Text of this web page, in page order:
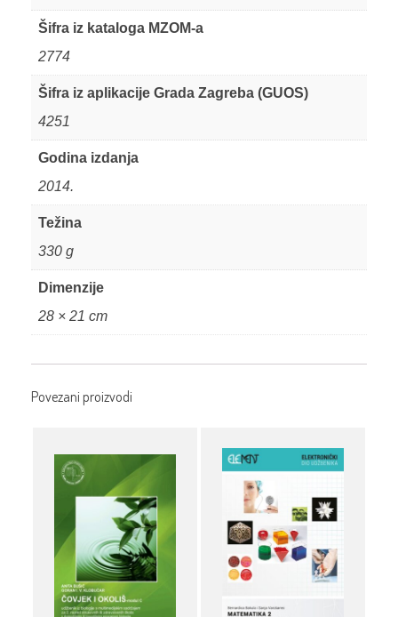
Šifra iz kataloga MZOM-a
2774
Šifra iz aplikacije Grada Zagreba (GUOS)
4251
Godina izdanja
2014.
Težina
330 g
Dimenzije
28 × 21 cm
Povezani proizvodi